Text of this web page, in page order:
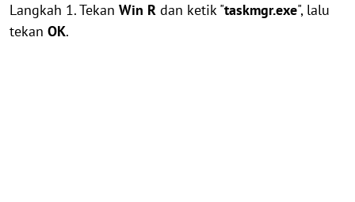
Langkah 1. Tekan Win R dan ketik "taskmgr.exe", lalu
tekan OK.